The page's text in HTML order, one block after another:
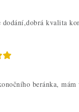
kvalita
beránka, mám